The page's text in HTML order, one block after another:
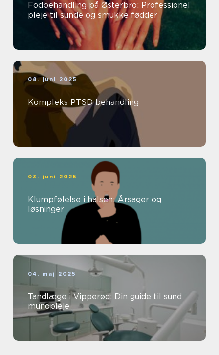
Fodbehandling på Østerbro: Professionel
pleje til sunde og smukke fødder
08. juni 2025
Kompleks PTSD behandling
03. juni 2025
Klumpfølelse i halsen: Årsager og
løsninger
04. maj 2025
Tandlæge i Vipperød: Din guide til sund
mundpleje